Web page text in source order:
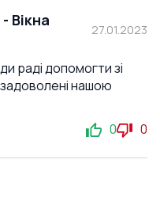
- Вікна
27.01.2023
раді допомогти зі
задоволені нашою
0 0